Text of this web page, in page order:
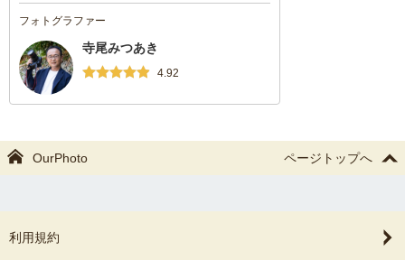
フォトグラファー
寺尾みつあき
4.92
OurPhoto ページトップへ
利用規約